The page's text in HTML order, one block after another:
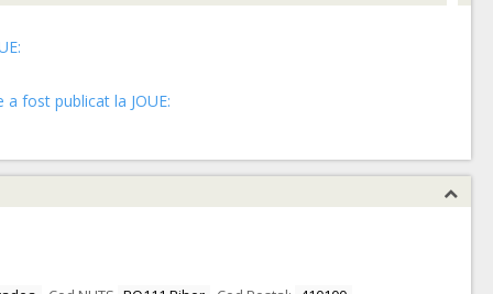
fost publicat la JOUE: